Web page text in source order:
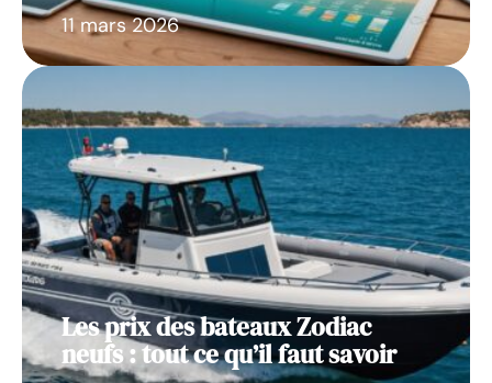
11 mars 2026
Les prix des bateaux Zodiac
neufs : tout ce qu’il faut savoir